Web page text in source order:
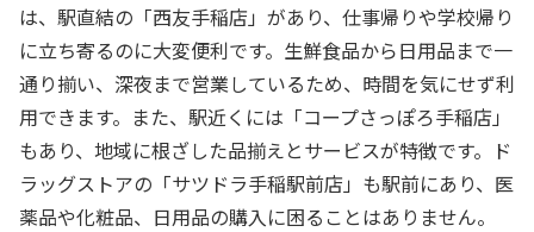
は、駅直結の「西友手稲店」があり、仕事帰りや学校帰り
に立ち寄るのに大変便利です。生鮮食品から日用品まで一
通り揃い、深夜まで営業しているため、時間を気にせず利
用できます。また、駅近くには「コープさっぽろ手稲店」
もあり、地域に根ざした品揃えとサービスが特徴です。ド
ラッグストアの「サツドラ手稲駅前店」も駅前にあり、医
薬品や化粧品、日用品の購入に困ることはありません。